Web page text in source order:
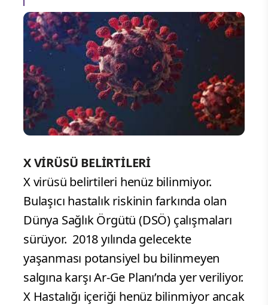
X VİRÜSÜ BELİRTİLERİ
X virüsü belirtileri henüz bilinmiyor.
Bulaşıcı hastalık riskinin farkında olan
Dünya Sağlık Örgütü (DSÖ) çalışmaları
sürüyor. 2018 yılında gelecekte
yaşanması potansiyel bu bilinmeyen
salgına karşı Ar-Ge Planı’nda yer veriliyor.
X Hastalığı içeriği henüz bilinmiyor ancak